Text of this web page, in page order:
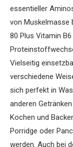
essentieller
von Muskelmasse
80 Plus Vitamin
Vielseitig
verschiedene
sich perfekt in
anderen
Kochen und
Porridge oder
werden. Auch bei